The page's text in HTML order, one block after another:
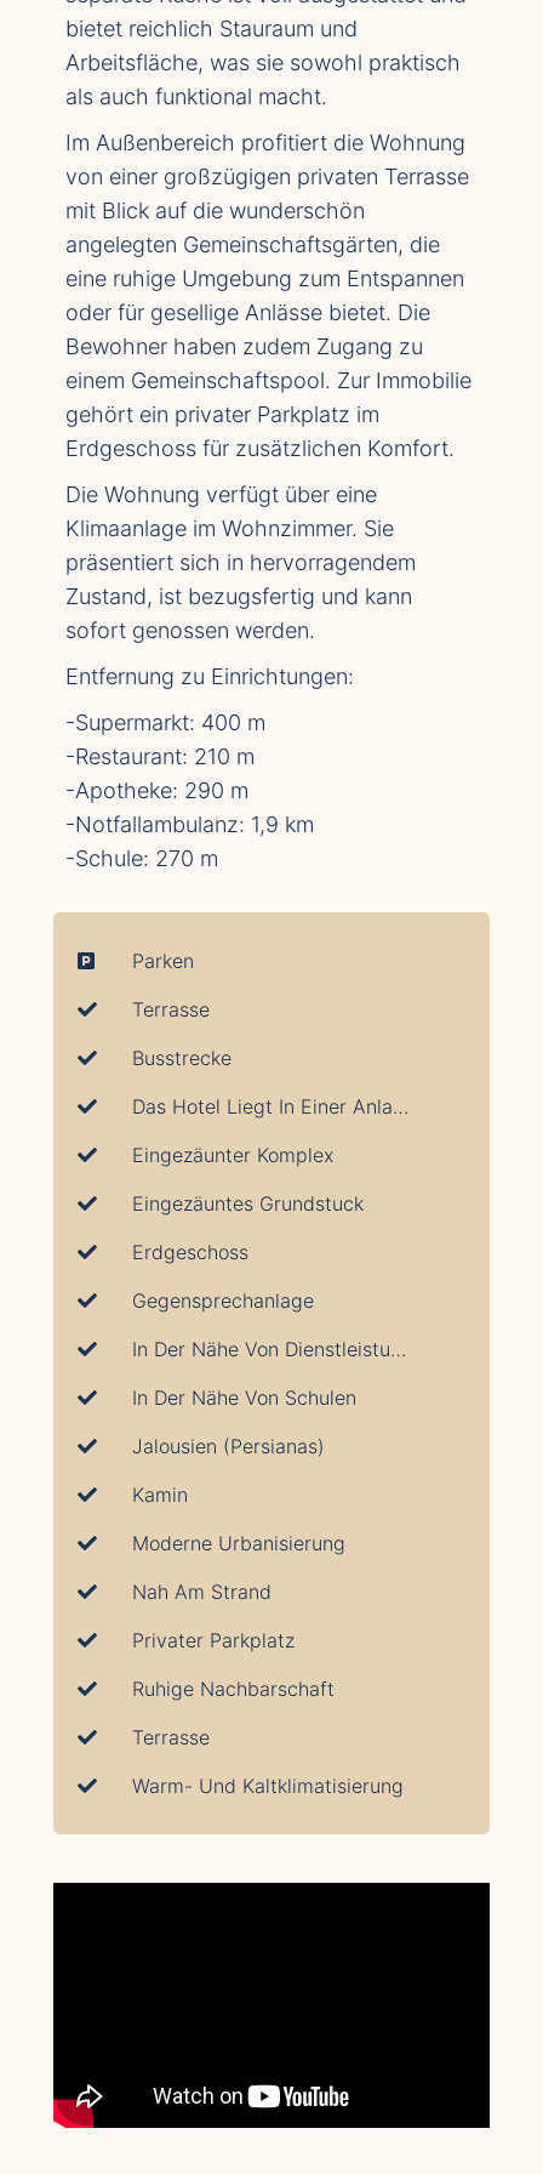
bietet reichlich Stauraum und
Arbeitsfläche, was sie sowohl praktisch
als auch funktional macht.
Im Außenbereich profitiert die Wohnung
von einer großzügigen privaten Terrasse
mit Blick auf die wunderschön
angelegten Gemeinschaftsgärten, die
eine ruhige Umgebung zum Entspannen
oder für gesellige Anlässe bietet. Die
Bewohner haben zudem Zugang zu
einem Gemeinschaftspool. Zur Immobilie
gehört ein privater Parkplatz im
Erdgeschoss für zusätzlichen Komfort.
Die Wohnung verfügt über eine
Klimaanlage im Wohnzimmer. Sie
präsentiert sich in hervorragendem
Zustand, ist bezugsfertig und kann
sofort genossen werden.
Entfernung zu Einrichtungen:
-Supermarkt: 400 m
-Restaurant: 210 m
-Apotheke: 290 m
-Notfallambulanz: 1,9 km
-Schule: 270 m
Parken
Terrasse
Busstrecke
Das Hotel Liegt In Einer Anlage
Eingezäunter Komplex
Eingezäuntes Grundstuck
Erdgeschoss
Gegensprechanlage
In Der Nähe Von Dienstleistungen
In Der Nähe Von Schulen
Jalousien (Persianas)
Kamin
Moderne Urbanisierung
Nah Am Strand
Privater Parkplatz
Ruhige Nachbarschaft
Terrasse
Warm- Und Kaltklimatisierung